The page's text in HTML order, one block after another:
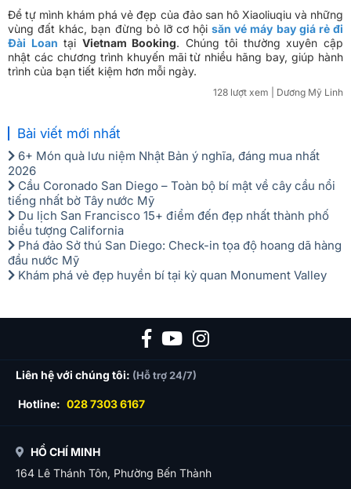
Để tự mình khám phá vẻ đẹp của đảo san hô Xiaoliuqiu và những
vùng đất khác, bạn đừng bỏ lỡ cơ hộisăn vé máy bay giá rẻ đi
Đài Loan tại Vietnam Booking. Chúng tôi thường xuyên cập
nhật các chương trình khuyến mãi từ nhiều hãng bay, giúp hành
trình của bạn tiết kiệm hơn mỗi ngày.
128 lượt xem | Dương Mỹ Linh
Bài viết mới nhất
6+ Món quà lưu niệm Nhật Bản ý nghĩa, đáng mua nhất
2026
Cầu Coronado San Diego – Toàn bộ bí mật về cây cầu nổi
tiếng nhất bờ Tây nước Mỹ
Du lịch San Francisco 15+ điểm đến đẹp nhất thành phố
biểu tượng California
Phá đảo Sở thú San Diego: Check-in tọa độ hoang dã hàng
đầu nước Mỹ
Khám phá vẻ đẹp huyền bí tại kỳ quan Monument Valley
Liên hệ với chúng tôi: (Hỗ trợ 24/7)
Hotline: 028 7303 6167
HỒ CHÍ MINH
164 Lê Thánh Tôn, Phường Bến Thành